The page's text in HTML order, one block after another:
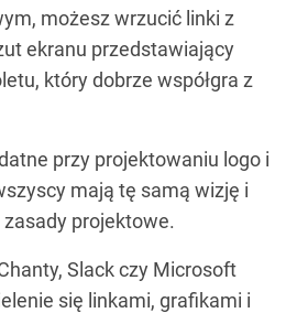
możesz wrzucić linki z
ekranu przedstawiający
który dobrze współgra z
przy projektowaniu logo i
mają tę samą wizję i
projektowe.
Slack czy Microsoft
się linkami, grafikami i